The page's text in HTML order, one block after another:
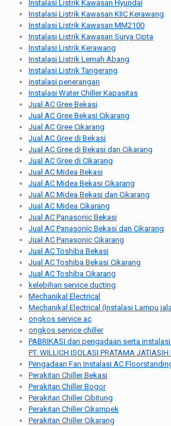
Instalasi Listrik Kawasan Hyundai
Instalasi Listrik Kawasan KIIC Kerawang
Instalasi Listrik Kawasan MM2100
Instalasi Listrik Kawasan Surya Cipta
Instalasi Listrik Kerawang
Instalasi Listrik Lemah Abang
Instalasi Listrik Tangerang
instalasi penerangan
Instalasi Water Chiller Kapasitas
Jual AC Gree Bekasi
Jual AC Gree Bekasi Cikarang
Jual AC Gree Cikarang
Jual AC Gree di Bekasi
Jual AC Gree di Bekasi dan Cikarang
Jual AC Gree di Cikarang
Jual AC Midea Bekasi
Jual AC Midea Bekasi Cikarang
Jual AC Midea Bekasi dan Cikarang
Jual AC Midea Cikarang
Jual AC Panasonic Bekasi
Jual AC Panasonic Bekasi dan Cikarang
Jual AC Panasonic Cikarang
Jual AC Toshiba Bekasi
Jual AC Toshiba Bekasi Cikarang
Jual AC Toshiba Cikarang
kelebihan service ducting
Mechanikal Electrical
Mechanikal Electrical (Instalasi Lampu
ongkos service ac
ongkos service chiller
PABRIKASI dan pengadaan serta
PT. WILLICH ISOLASI PRATAMA JATIASIH
Pengadaan Fan Instalasi AC
Perakitan Chiller Bekasi
Perakitan Chiller Bogor
Perakitan Chiller Cibitung
Perakitan Chiller Cikampek
Perakitan Chiller Cikarang